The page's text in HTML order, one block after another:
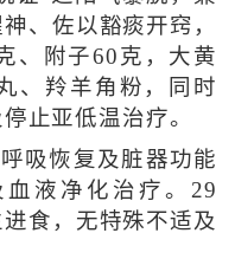
、佐以豁痰开窍，
、附子60克，大黄
、羚羊角粉，同时
止亚低温治疗。
恢复及脏器功能
液净化治疗。29
食，无特殊不适及